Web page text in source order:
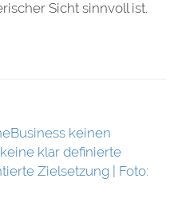
Sicht sinnvoll ist.